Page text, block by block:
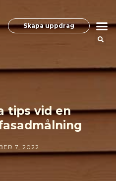
Skapa uppdrag
tips vid en
7, 2022